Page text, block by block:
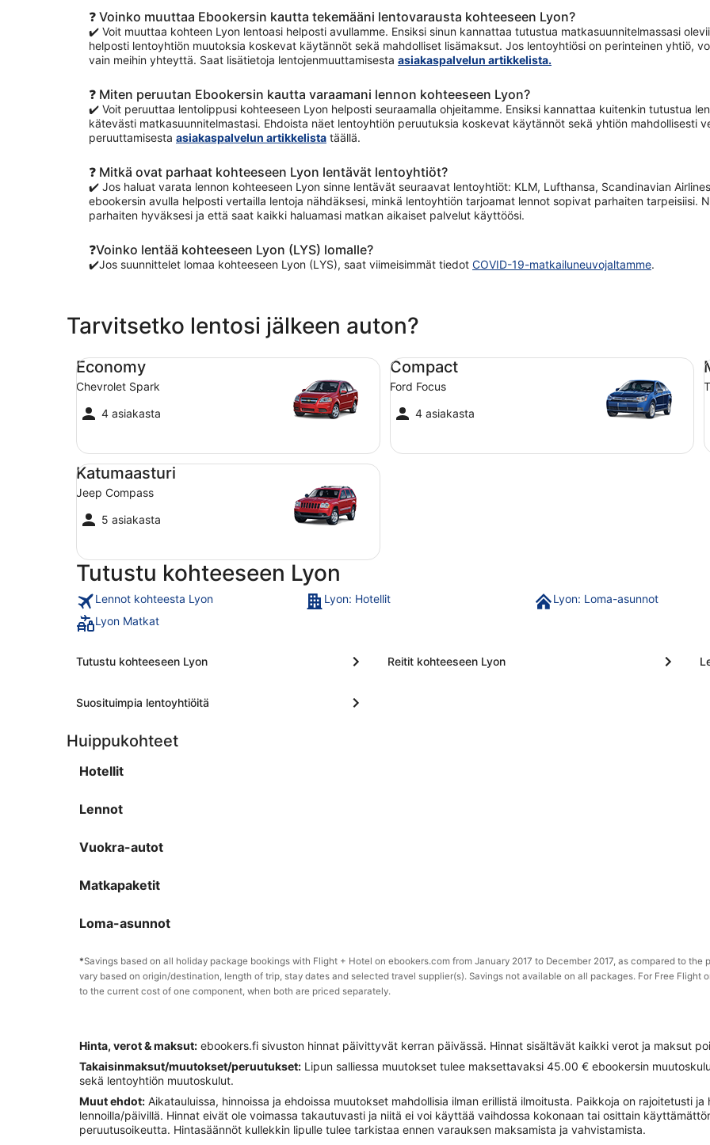
❓ Voinko muuttaa Ebookersin kautta tekemääni lentovarausta kohteeseen Lyon?
✔️ Voit muuttaa kohteen Lyon lentoasi helposti avullamme. Ensiksi sinun kannattaa tutustua matkasuunnitelmassasi
helposti lentoyhtiön muutoksia koskevat käytännöt sekä mahdolliset lisämaksut. Jos lentoyhtiösi on perinteinen yhtiö,
vain meihin yhteyttä. Saat lisätietoja lentojenmuuttamisesta asiakaspalvelun artikkelista.
❓ Miten peruutan Ebookersin kautta varaamani lennon kohteeseen Lyon?
✔️ Voit peruuttaa lentolippusi kohteeseen Lyon helposti seuraamalla ohjeitamme. Ensiksi kannattaa kuitenkin tutustua
kätevästi matkasuunnitelmastasi. Ehdoista näet lentoyhtiön peruutuksia koskevat käytännöt sekä yhtiön mahdollisesti
peruuttamisesta asiakaspalvelun artikkelista täällä.
❓ Mitkä ovat parhaat kohteeseen Lyon lentävät lentoyhtiöt?
✔️ Jos haluat varata lennon kohteeseen Lyon sinne lentävät seuraavat lentoyhtiöt: KLM, Lufthansa, Scandinavian
ebookersin avulla helposti vertailla lentoja nähdäksesi, minkä lentoyhtiön tarjoamat lennot sopivat parhaiten
parhaiten hyväksesi ja että saat kaikki haluamasi matkan aikaiset palvelut käyttöösi.
❓Voinko lentää kohteeseen Lyon (LYS) lomalle?
✔️Jos suunnittelet lomaa kohteeseen Lyon (LYS), saat viimeisimmät tiedot COVID-19-matkailuneuvojaltamme.
Tarvitsetko lentosi jälkeen auton?
Economy
Chevrolet Spark
4 asiakasta
Economy Chevrolet Spark
Compact
Ford Focus
4 asiakasta
Compact Ford Focus
Katumaasturi
Jeep Compass
5 asiakasta
Katumaasturi Jeep Compass
Tutustu kohteeseen Lyon
Lennot kohteesta Lyon Lyon: Hotellit Lyon: Loma-asunnot
Lyon Matkat
Tutustu kohteeseen Lyon Reitit kohteeseen Lyon
Suosituimpia lentoyhtiöitä
Huippukohteet
Hotellit
Lennot
Vuokra-autot
Matkapaketit
Loma-asunnot
*Savings based on all holiday package bookings with Flight + Hotel on ebookers.com from January 2017 to December 2017, as compared to
vary based on origin/destination, length of trip, stay dates and selected travel supplier(s). Savings not available on all packages. For Free Flight
to the current cost of one component, when both are priced separately.
Hinta, verot & maksut: ebookers.fi sivuston hinnat päivittyvät kerran päivässä. Hinnat sisältävät kaikki verot ja maksut
Takaisinmaksut/muutokset/peruutukset: Lipun salliessa muutokset tulee maksettavaksi 45.00 € ebookersin
sekä lentoyhtiön muutoskulut.
Muut ehdot: Aikatauluissa, hinnoissa ja ehdoissa muutokset mahdollisia ilman erillistä ilmoitusta. Paikkoja on rajoitetusti
lennoilla/päivillä. Hinnat eivät ole voimassa takautuvasti ja niitä ei voi käyttää vaihdossa kokonaan tai osittain
peruutusoikeutta. Hintasäännöt kullekkin lipulle tulee tarkistaa ennen varauksen maksamista ja vahvistamista.